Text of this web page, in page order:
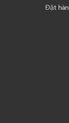
Đặt